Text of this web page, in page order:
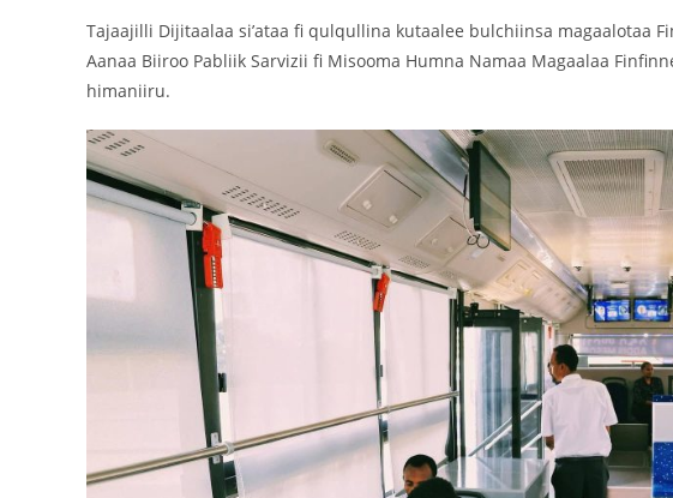
Tajaajilli Dijitaalaa si’ataa fi qulqullina kutaalee bulchiinsa magaalotaa
Aanaa Biiroo Pabliik Sarvizii fi Misooma Humna Namaa Magaalaa
himaniiru.